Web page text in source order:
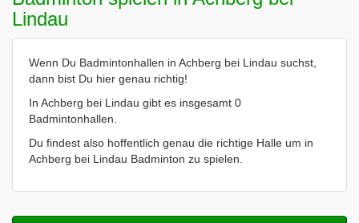
Lindau
Wenn Du Badmintonhallen in Achberg bei Lindau suchst,
dann bist Du hier genau richtig!
In Achberg bei Lindau gibt es insgesamt 0
Badmintonhallen.
Du findest also hoffentlich genau die richtige Halle um in
Achberg bei Lindau Badminton zu spielen.